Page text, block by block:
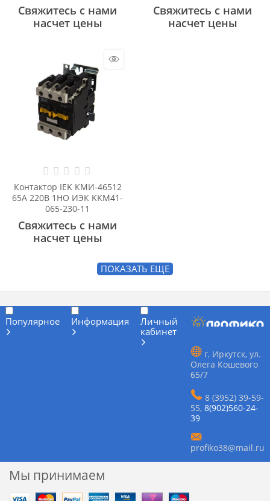
Свяжитесь с нами
насчет цены
Свяжитесь с нами
насчет цены
Контактор IEK КМИ-46512
65А 220В 1НО ИЭК KKM41-
065-230-11
Свяжитесь с нами
насчет цены
ПОКАЗАТЬ ЕЩЕ
Популярное Информация
Личный
кабинет
г. Иркутск, ул.
Олега Кошевого
65/7
8 (3952) 39-59-
55, 8(902)560-24-
39
profiko38@mail.ru
Мы принимаем